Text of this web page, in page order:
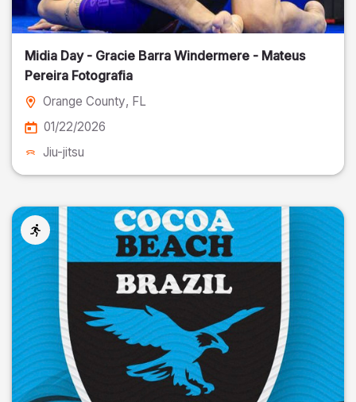
Midia Day - Gracie Barra Windermere - Mateus
Pereira Fotografia
Orange County, FL
01/22/2026
Jiu-jitsu